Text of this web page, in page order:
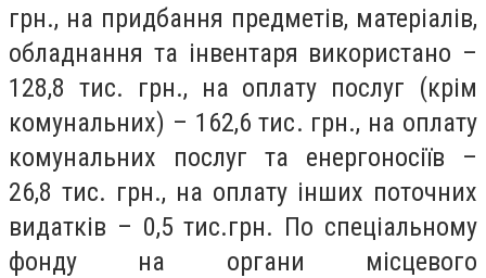
грн., на придбання предметів, матеріалів,
обладнання та інвентаря використано –
128,8 тис. грн., на оплату послуг (крім
комунальних) – 162,6 тис. грн., на оплату
комунальних послуг та енергоносіїв –
26,8 тис. грн., на оплату інших поточних
видатків – 0,5 тис.грн. По спеціальному
фонду на органи місцевого